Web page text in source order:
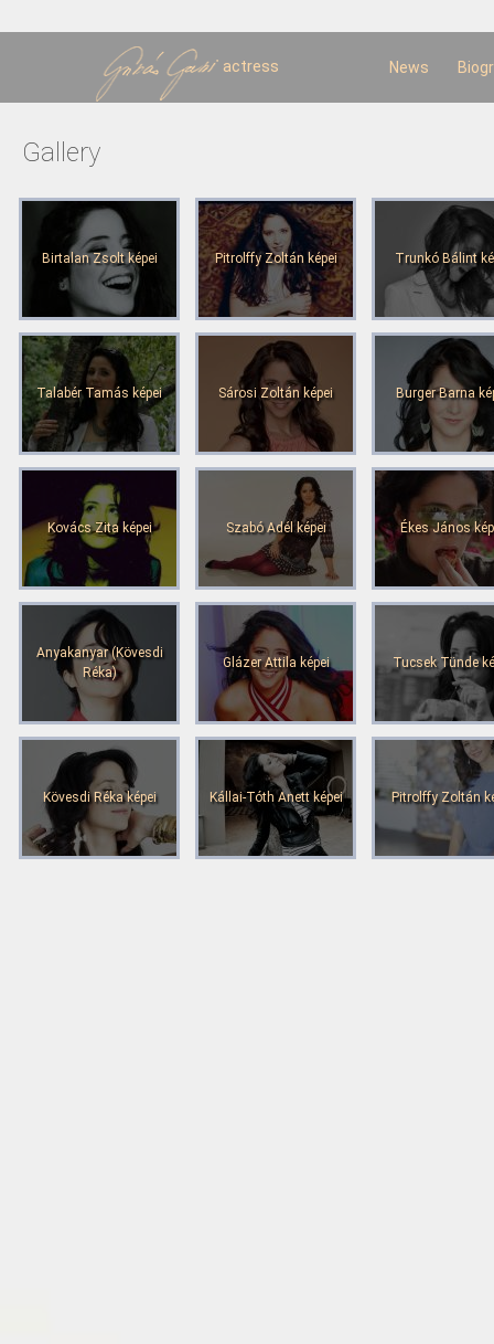
actress News
Gallery
Birtalan Zsolt képei Pitrolffy Zoltán képei Trunkó Bálint
Talabér Tamás képei Sárosi Zoltán képei Burger Barna
Kovács Zita képei Szabó Adél képei Ékes János
Anyakanyar (Kövesdi
Réka)
Glázer Attila képei Tucsek Tünde
Kövesdi Réka képei Kállai-Tóth Anett képei Pitrolffy Zoltán